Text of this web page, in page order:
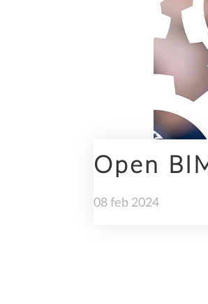
CONSTRUCCIÓN
PREFABRICACIÓN
Open
08 feb 2024